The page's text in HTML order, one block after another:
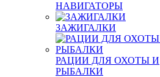
НАВИГАТОРЫ
ЗАЖИГАЛКИ
РАЦИИ ДЛЯ ОХОТЫ И
РЫБАЛКИ